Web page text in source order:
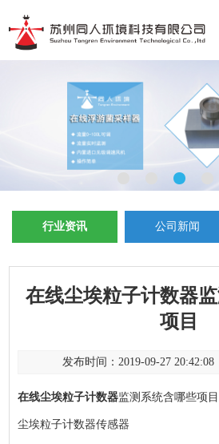
行业资讯 公司新闻
在线尘埃粒子计数器
项目
发布时间：2019-09-27
在线尘埃粒子计数器监测系统含哪些项目
尘埃粒子计数器传感器